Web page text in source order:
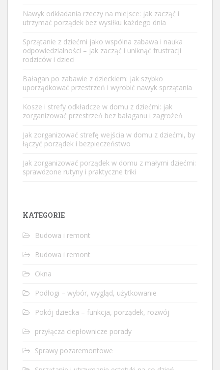
Nawyk odkładania rzeczy na miejsce: jak zacząć i
utrzymać porządek bez wysiłku każdego dnia
Sprzątanie z dziećmi jako wspólna zabawa i nauka
odpowiedzialności – jak zacząć i uniknąć frustracji
rodziców i dzieci
Bałagan po zabawie z dzieckiem: jak szybko
uporządkować przestrzeń i wyrobić nawyk sprzątania
Kosze i strefy odkładcze w domu z dziećmi: jak
zorganizować przestrzeń bez bałaganu i zagrożeń
Jak zorganizować strefę wejścia w domu z dziećmi, by
łączyć porządek i bezpieczeństwo
Jak zorganizować porządek w domu z małymi dziećmi:
sprawdzone rutyny i praktyczne triki
KATEGORIE
Budowa i remont
Budowa i remont
Okna
Podłogi – wybór, wygląd, użytkowanie
Pokój dziecka – funkcja, porządek, rozwój
przyłącza ciepłownicze porady
Sprawy pozaremontowe